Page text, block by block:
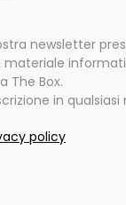
newsletter
materiale
The Box.
in
policy